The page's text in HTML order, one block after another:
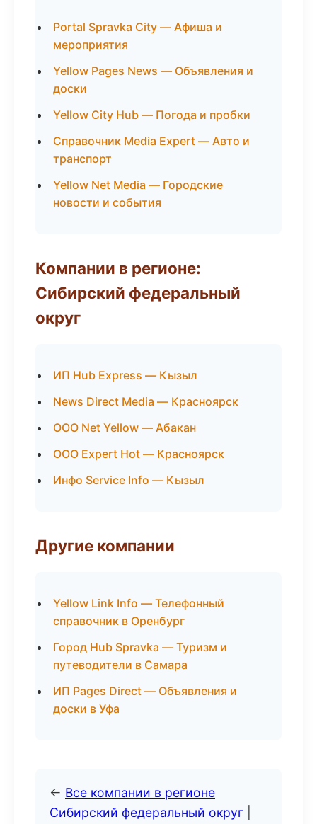
Portal Spravka City — Афиша и
мероприятия
Yellow Pages News — Объявления и
доски
Yellow City Hub — Погода и пробки
Справочник Media Expert — Авто и
транспорт
Yellow Net Media — Городские
новости и события
Компании в регионе:
Сибирский федеральный
округ
ИП Hub Express — Кызыл
News Direct Media — Красноярск
ООО Net Yellow — Абакан
ООО Expert Hot — Красноярск
Инфо Service Info — Кызыл
Другие компании
Yellow Link Info — Телефонный
справочник в Оренбург
Город Hub Spravka — Туризм и
путеводители в Самара
ИП Pages Direct — Объявления и
доски в Уфа
← Все компании в регионе
Сибирский федеральный округ